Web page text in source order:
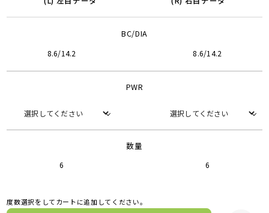
BC/DIA
8.6/14.2 8.6/14.2
PWR
数量
6 6
度数選択をしてカートに追加してください。